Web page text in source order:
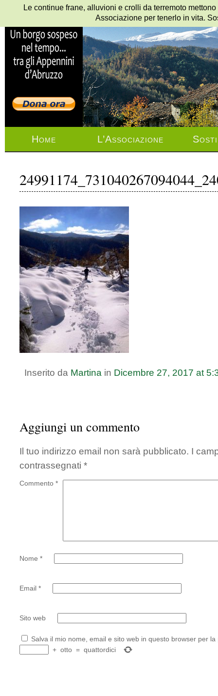
Home L’Associazione
Inserito da Martina in Dicembre 27, 2017 at
Aggiungi un commento
Il tuo indirizzo email non sarà pubblicato. I
contrassegnati *
Commento *
Nome *
Email *
Sito web
Salva il mio nome, email e sito web in questo browser per
+ otto = quattordici
Le continue frane, alluvioni e crolli da terremoto
Associazione per tenerlo in vita.